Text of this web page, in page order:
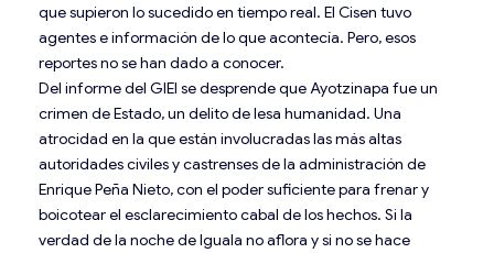
que supieron lo sucedido en tiempo real. El Cisen tuvo
agentes e información de lo que acontecía. Pero, esos
reportes no se han dado a conocer.
Del informe del GIEI se desprende que Ayotzinapa fue un
crimen de Estado, un delito de lesa humanidad. Una
atrocidad en la que están involucradas las más altas
autoridades civiles y castrenses de la administración de
Enrique Peña Nieto, con el poder suficiente para frenar y
boicotear el esclarecimiento cabal de los hechos. Si la
verdad de la noche de Iguala no aflora y si no se hace